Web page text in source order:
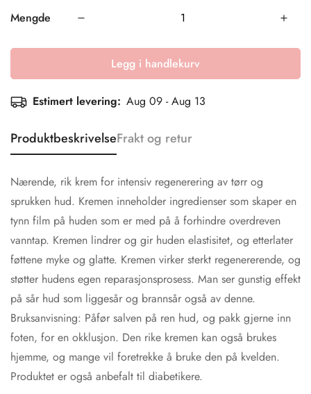
Mengde
Legg i handlekurv
Estimert levering: Aug 09 - Aug 13
ProduktbeskrivelseFrakt og retur
Nærende, rik krem for intensiv regenerering av tørr og
sprukken hud. Kremen inneholder ingredienser som skaper en
tynn film på huden som er med på å forhindre overdreven
vanntap. Kremen lindrer og gir huden elastisitet, og etterlater
føttene myke og glatte. Kremen virker sterkt regenererende, og
støtter hudens egen reparasjonsprosess. Man ser gunstig effekt
på sår hud som liggesår og brannsår også av denne.
Bruksanvisning: Påfør salven på ren hud, og pakk gjerne inn
foten, for en okklusjon. Den rike kremen kan også brukes
hjemme, og mange vil foretrekke å bruke den på kvelden.
Produktet er også anbefalt til diabetikere.